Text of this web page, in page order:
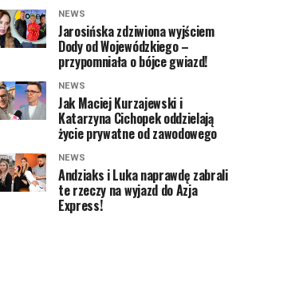
NEWS
Jarosińska zdziwiona wyjściem
Dody od Wojewódzkiego –
przypomniała o bójce gwiazd!
NEWS
Jak Maciej Kurzajewski i
Katarzyna Cichopek oddzielają
życie prywatne od zawodowego
NEWS
Andziaks i Luka naprawdę zabrali
te rzeczy na wyjazd do Azja
Express!